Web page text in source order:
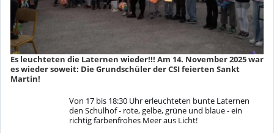
Es leuchteten die Laternen wieder!!! Am 14. November 2025 war
es wieder soweit: Die Grundschüler der CSI feierten Sankt
Martin!
Von 17 bis 18:30 Uhr erleuchteten bunte Laternen
den Schulhof - rote, gelbe, grüne und blaue - ein
richtig farbenfrohes Meer aus Licht!